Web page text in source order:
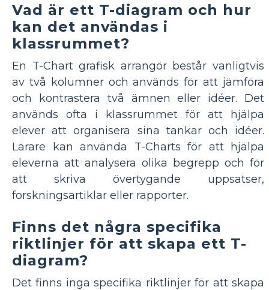
Vad är ett T-diagram och hur
kan det användas i
klassrummet?
En T-Chart grafisk arrangör består vanligtvis
av två kolumner och används för att jämföra
och kontrastera två ämnen eller idéer. Det
används ofta i klassrummet för att hjälpa
elever att organisera sina tankar och idéer.
Lärare kan använda T-Charts för att hjälpa
eleverna att analysera olika begrepp och för
att skriva övertygande uppsatser,
forskningsartiklar eller rapporter.
Finns det några specifika
riktlinjer för att skapa ett T-
diagram?
Det finns inga specifika riktlinjer för att skapa